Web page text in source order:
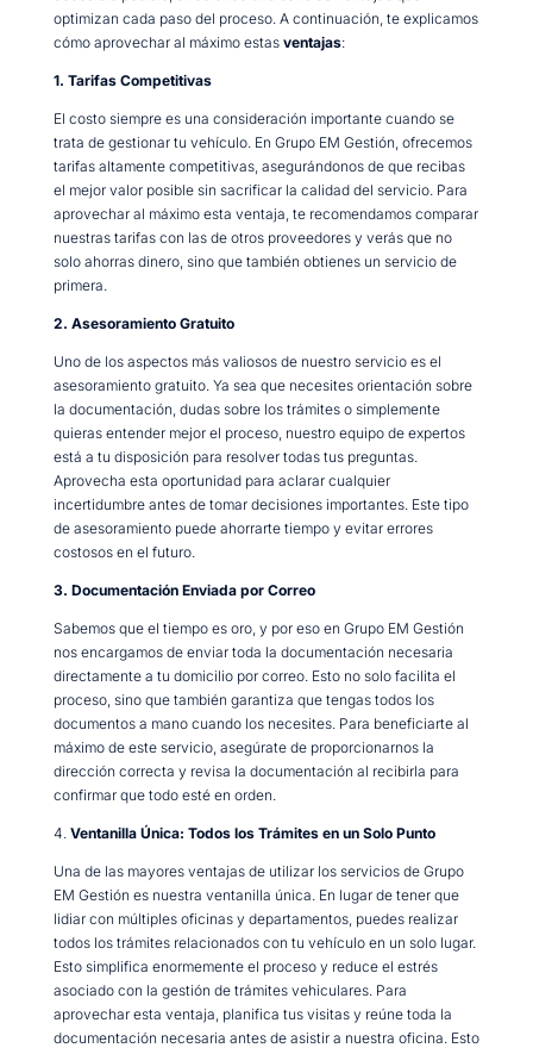
optimizan cada paso del proceso. A continuación, te explicamos
cómo aprovechar al máximo estas ventajas:
1. Tarifas Competitivas
El costo siempre es una consideración importante cuando se
trata de gestionar tu vehículo. En Grupo EM Gestión, ofrecemos
tarifas altamente competitivas, asegurándonos de que recibas
el mejor valor posible sin sacrificar la calidad del servicio. Para
aprovechar al máximo esta ventaja, te recomendamos comparar
nuestras tarifas con las de otros proveedores y verás que no
solo ahorras dinero, sino que también obtienes un servicio de
primera.
2. Asesoramiento Gratuito
Uno de los aspectos más valiosos de nuestro servicio es el
asesoramiento gratuito. Ya sea que necesites orientación sobre
la documentación, dudas sobre los trámites o simplemente
quieras entender mejor el proceso, nuestro equipo de expertos
está a tu disposición para resolver todas tus preguntas.
Aprovecha esta oportunidad para aclarar cualquier
incertidumbre antes de tomar decisiones importantes. Este tipo
de asesoramiento puede ahorrarte tiempo y evitar errores
costosos en el futuro.
3. Documentación Enviada por Correo
Sabemos que el tiempo es oro, y por eso en Grupo EM Gestión
nos encargamos de enviar toda la documentación necesaria
directamente a tu domicilio por correo. Esto no solo facilita el
proceso, sino que también garantiza que tengas todos los
documentos a mano cuando los necesites. Para beneficiarte al
máximo de este servicio, asegúrate de proporcionarnos la
dirección correcta y revisa la documentación al recibirla para
confirmar que todo esté en orden.
4. Ventanilla Única: Todos los Trámites en un Solo Punto
Una de las mayores ventajas de utilizar los servicios de Grupo
EM Gestión es nuestra ventanilla única. En lugar de tener que
lidiar con múltiples oficinas y departamentos, puedes realizar
todos los trámites relacionados con tu vehículo en un solo lugar.
Esto simplifica enormemente el proceso y reduce el estrés
asociado con la gestión de trámites vehiculares. Para
aprovechar esta ventaja, planifica tus visitas y reúne toda la
documentación necesaria antes de asistir a nuestra oficina. Esto